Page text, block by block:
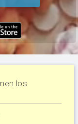
los